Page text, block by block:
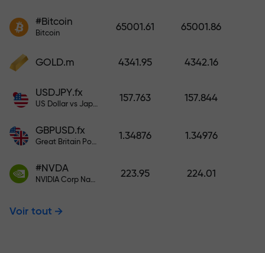
dépôt. X1000 n’est pas une erreur.
#Bitcoin
Bitcoin
65001.61 65001.86
GOLD.m 4341.95 4342.16
USDJPY.fx
US Dollar vs Japanese Yen
157.763 157.844
GBPUSD.fx
Great Britain Pound vs US Dollar
1.34876 1.34976
#NVDA
NVIDIA Corp Nasdaq Stock Exchange (Nasdaq) USD
223.95 224.01
Voir tout